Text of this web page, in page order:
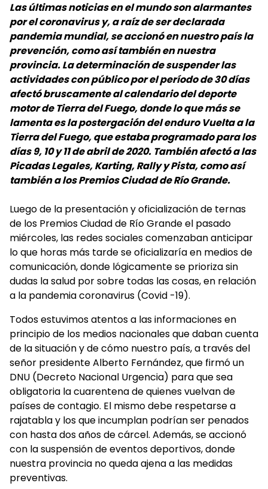
Las últimas noticias en el mundo son alarmantes
por el coronavirus y, a raíz de ser declarada
pandemia mundial, se accionó en nuestro país la
prevención, como así también en nuestra
provincia. La determinación de suspender las
actividades con público por el período de 30 días
afectó bruscamente al calendario del deporte
motor de Tierra del Fuego, donde lo que más se
lamenta es la postergación del enduro Vuelta a la
Tierra del Fuego, que estaba programado para los
días 9, 10 y 11 de abril de 2020. También afectó a las
Picadas Legales, Karting, Rally y Pista, como así
también a los Premios Ciudad de Río Grande.
Luego de la presentación y oficialización de ternas
de los Premios Ciudad de Río Grande el pasado
miércoles, las redes sociales comenzaban anticipar
lo que horas más tarde se oficializaría en medios de
comunicación, donde lógicamente se prioriza sin
dudas la salud por sobre todas las cosas, en relación
a la pandemia coronavirus (Covid -19).
Todos estuvimos atentos a las informaciones en
principio de los medios nacionales que daban cuenta
de la situación y de cómo nuestro país, a través del
señor presidente Alberto Fernández, que firmó un
DNU (Decreto Nacional Urgencia) para que sea
obligatoria la cuarentena de quienes vuelvan de
países de contagio. El mismo debe respetarse a
rajatabla y los que incumplan podrían ser penados
con hasta dos años de cárcel. Además, se accionó
con la suspensión de eventos deportivos, donde
nuestra provincia no queda ajena a las medidas
preventivas.